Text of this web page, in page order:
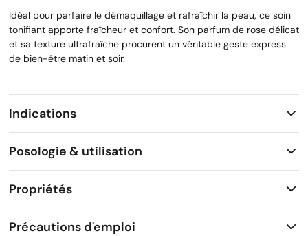
Idéal pour parfaire le démaquillage et rafraîchir la peau, ce soin
tonifiant apporte fraîcheur et confort. Son parfum de rose délicat
et sa texture ultrafraîche procurent un véritable geste express
de bien-être matin et soir.
Indications
Posologie & utilisation
Propriétés
Précautions d'emploi